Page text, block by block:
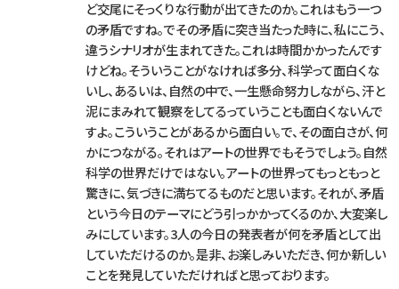
ど交尾にそっくりな行動が出てきたのか。これはもう一つ
の矛盾ですね。でその矛盾に突き当たった時に、私にこう、
違うシナリオが生まれてきた。これは時間かかったんです
けどね。そういうことがなければ多分、科学って面白くな
いし、あるいは、自然の中で、一生懸命努力しながら、汗と
泥にまみれて観察をしてるっていうことも面白くないんで
すよ。こういうことがあるから面白い。で、その面白さが、何
かにつながる。それはアートの世界でもそうでしょう。自然
科学の世界だけではない。アートの世界ってもっともっと
驚きに、気づきに満ちてるものだと思います。それが、矛盾
という今日のテーマにどう引っかかってくるのか、大変楽し
みにしています。3人の今日の発表者が何を矛盾として出
していただけるのか。是非、お楽しみいただき、何か新しい
ことを発見していただければと思っております。